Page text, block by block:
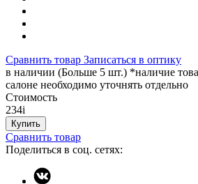
Сравнить товар Записаться в оптику
в наличии (Больше 5 шт.) *наличие
салоне необходимо уточнять отдельно
Стоимость
234i
Купить
Сравнить товар
Поделиться в соц. сетях: